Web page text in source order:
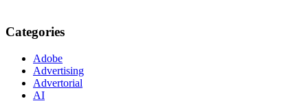
Categories
Adobe
Advertising
Advertorial
AI